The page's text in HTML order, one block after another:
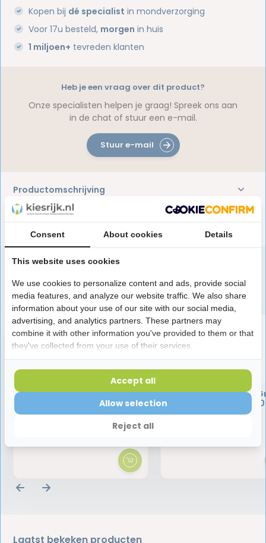
Kopen bij dé specialist in mondverzorging
Voor 17u besteld, morgen in huis
1 miljoen+ tevreden klanten
Productomschrijving
Reviews
Heb je een vraag over dit product?
Onze specialisten helpen je graag! Spreek ons aan
in de chat of stuur een e-mail.
Stuur e-mail
Speciaal aanbevolen voor jou
Elmex Junior (6-12 jaar) - 3
Kindertandenborstel
Jordan Tandpasta
Clean Junior 6+ -
Laatst bekeken producten
Consent About cookies Details
This website uses cookies
We use cookies to personalize content and ads, provide social
media features, and analyze our website traffic. We also share
information about your use of our site with our social media,
advertising, and analytics partners. These partners may
combine it with other information you've provided to them or that
they've collected from your use of their services.
Reject all
Allow selection
Accept all